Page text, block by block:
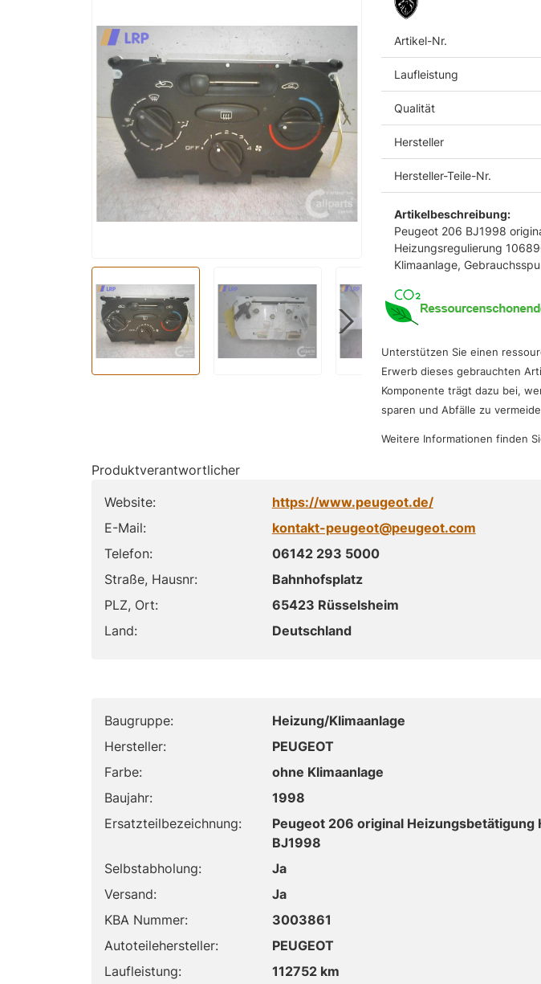
Artikel-Nr.
Laufleistung
Qualität
Hersteller
Hersteller-Teile-Nr.
Artikelbeschreibung:
Peugeot 206 BJ1998
Heizungsregulierung
Klimaanlage,
Unterstützen Sie einen
Erwerb dieses gebrauchten
Komponente trägt dazu bei,
sparen und Abfälle zu
Weitere Informationen finden
Produktverantwortlicher
Website:
https://www.peugeot.de/
E-Mail:
kontakt-peugeot@peugeot.com
Telefon:
06142 293 5000
Straße, Hausnr:
Bahnhofsplatz
PLZ, Ort:
65423 Rüsselsheim
Land:
Deutschland
Baugruppe:
Heizung/Klimaanlage
Hersteller:
PEUGEOT
Farbe:
ohne Klimaanlage
Baujahr:
1998
Ersatzteilbezeichnung:
Peugeot 206 original
BJ1998
Selbstabholung:
Ja
Versand:
Ja
KBA Nummer:
3003861
Autoteilehersteller:
PEUGEOT
Laufleistung:
112752 km